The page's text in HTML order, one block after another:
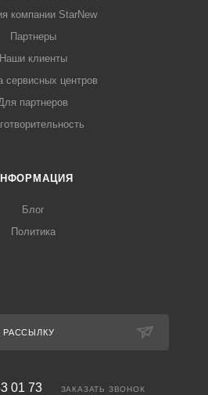
компании StarNew
Партнеры
Наши клиенты
сервисных центров
партнеров
Блог
Политика
РАССЫЛКУ
01 73 ЗАКАЗАТЬ ЗВОНОК